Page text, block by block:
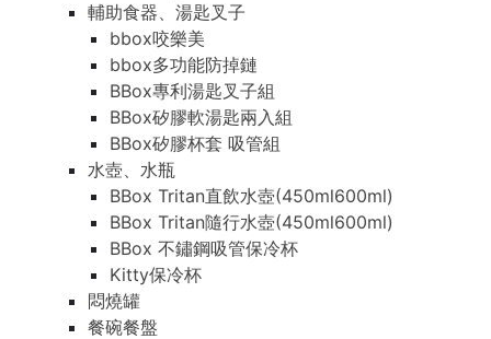
輔助食器、湯匙叉子
bbox咬樂美
bbox多功能防掉鏈
BBox專利湯匙叉子組
BBox矽膠軟湯匙兩入組
BBox矽膠杯套 吸管組
水壺、水瓶
BBox Tritan直飲水壺(450ml600ml)
BBox Tritan隨行水壺(450ml600ml)
BBox 不鏽鋼吸管保冷杯
Kitty保冷杯
悶燒罐
餐碗餐盤